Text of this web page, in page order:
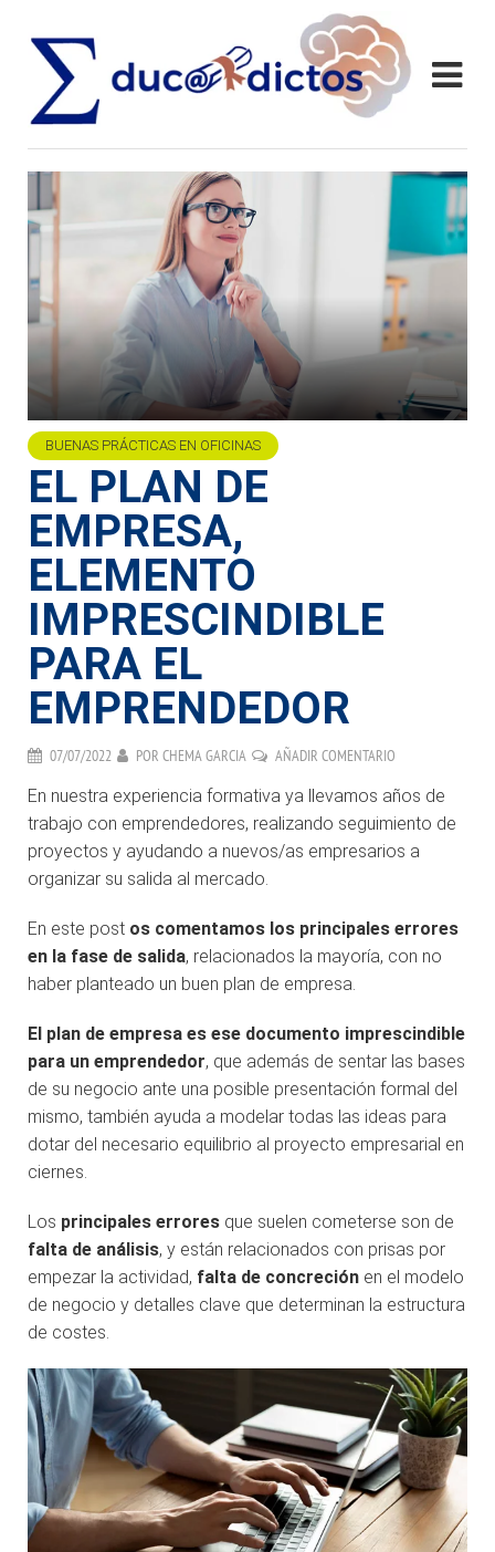
BUENAS PRÁCTICAS EN OFICINAS
EL PLAN DE
EMPRESA,
ELEMENTO
IMPRESCINDIBLE
PARA EL
EMPRENDEDOR
07/07/2022 POR CHEMA GARCIA AÑADIR COMENTARIO
En nuestra experiencia formativa ya llevamos años de
trabajo con emprendedores, realizando seguimiento de
proyectos y ayudando a nuevos/as empresarios a
organizar su salida al mercado.
En este post os comentamos los principales errores
en la fase de salida, relacionados la mayoría, con no
haber planteado un buen plan de empresa.
El plan de empresa es ese documento imprescindible
para un emprendedor, que además de sentar las bases
de su negocio ante una posible presentación formal del
mismo, también ayuda a modelar todas las ideas para
dotar del necesario equilibrio al proyecto empresarial en
ciernes.
Los principales errores que suelen cometerse son de
falta de análisis, y están relacionados con prisas por
empezar la actividad, falta de concreción en el modelo
de negocio y detalles clave que determinan la estructura
de costes.